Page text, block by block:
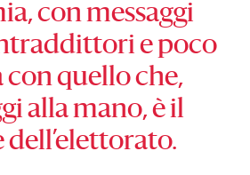
con messaggi
e poco
con quello che,
alla mano, è il
dell’elettorato.